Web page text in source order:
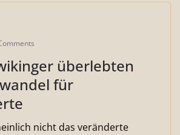
überlebten
für
nicht das veränderte